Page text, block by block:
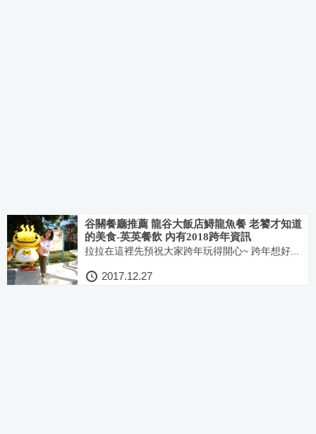
谷關餐廳推薦 龍谷大飯店鱘龍魚餐 老饕才知道
的美食-英英餐飲 內有2018跨年資訊
拉拉在這裡先預祝大家跨年玩得開心~ 跨年想好...
2017.12.27